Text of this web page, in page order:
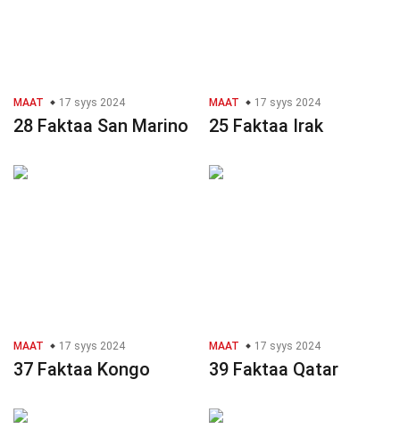
MAAT 17 syys 2024
28 Faktaa San Marino
MAAT 17 syys 2024
25 Faktaa Irak
MAAT 17 syys 2024
37 Faktaa Kongo
MAAT 17 syys 2024
39 Faktaa Qatar